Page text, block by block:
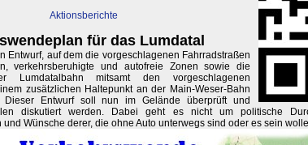
Aktionsberichte
für das Lumdatal
Entwurf, auf dem die vorgeschlagenen Fahrradstraßen
verkehrsberuhigte und autofreie Zonen sowie die
Lumdatalbahn mitsamt den vorgeschlagenen
zusätzlichen Haltepunkt an der Main-Weser-Bahn
Dieser Entwurf soll nun im Gelände überprüft und
diskutiert werden. Dabei geht es nicht um politische
Wünsche derer, die ohne Auto unterwegs sind oder es sein